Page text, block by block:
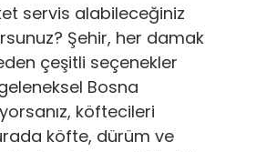
servis alabileceğiniz
Şehir, her damak
çeşitli seçenekler
Bosna
köftecileri
köfte, dürüm ve